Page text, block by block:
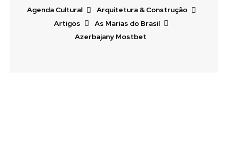
Agenda Cultural
Arquitetura & Construção
Artigos
As Marias do Brasil
Azerbajany Mostbet